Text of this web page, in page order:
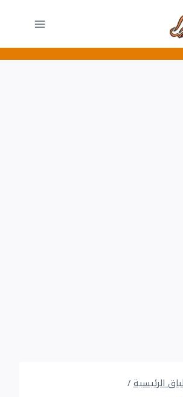
الرئيسية/